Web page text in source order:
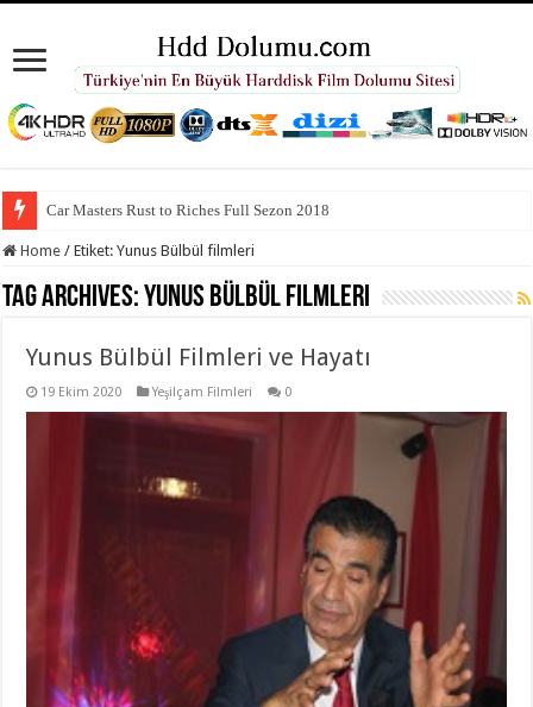
Car Masters Rust to Riches Full Sezon 2018
Home / Etiket:Yunus Bülbül filmleri
Tag Archives:Yunus Bülbül filmleri
Yunus Bülbül Filmleri ve Hayatı
19 Ekim 2020 Yeşilçam Filmleri 0